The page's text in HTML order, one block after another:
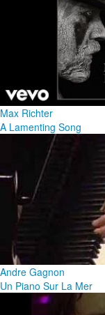
Max Richter
A Lamenting Song
Andre Gagnon
Un Piano Sur La Mer